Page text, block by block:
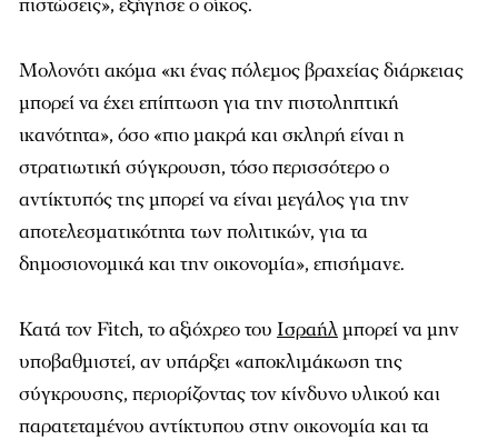
Μολονότι ακόμα «κι ένας πόλεμος βραχείας διάρκειας
μπορεί να έχει επίπτωση για την πιστοληπτική
ικανότητα», όσο «πιο μακρά και σκληρή είναι η
στρατιωτική σύγκρουση, τόσο περισσότερο ο
αντίκτυπός της μπορεί να είναι μεγάλος για την
αποτελεσματικότητα των πολιτικών, για τα
δημοσιονομικά και την οικονομία», επισήμανε.
Κατά τον Fitch, το αξιόχρεο του Ισραήλμπορεί να μην
υποβαθμιστεί, αν υπάρξει «αποκλιμάκωση της
σύγκρουσης, περιορίζοντας τον κίνδυνο υλικού και
παρατεταμένου αντίκτυπου στην οικονομία και τα